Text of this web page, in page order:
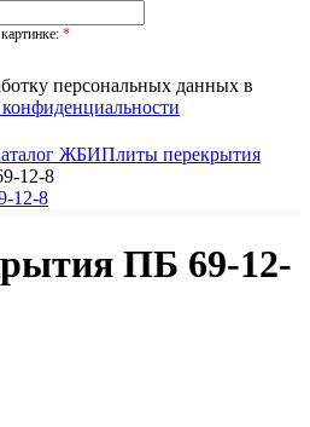
*
персональных данных в
ЖБИПлиты перекрытия
12-8
ПБ 69-12-